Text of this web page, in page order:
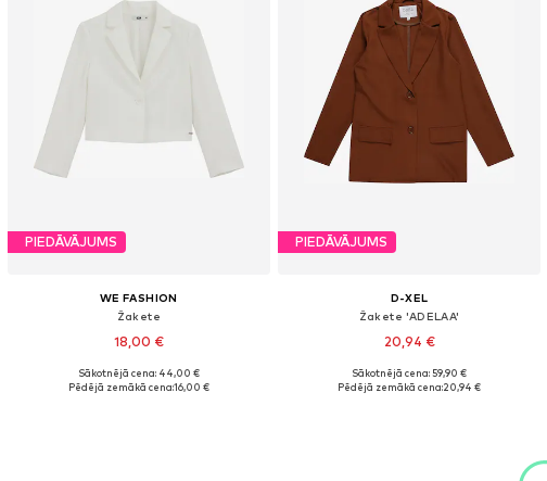
PIEDĀVĀJUMS
WE FASHION
Žakete
18,00 €
Pieejamie izmēri: 98-104, 110-116, 122-128
Sākotnējā cena: 44,00 €
Pēdējā zemākā cena:16,00 €
PIEDĀVĀJUMS
D-XEL
Žakete 'ADELAA'
20,94 €
Pieejamie izmēri: 170-176
Sākotnējā cena: 59,90 €
Pēdējā zemākā cena:20,94 €